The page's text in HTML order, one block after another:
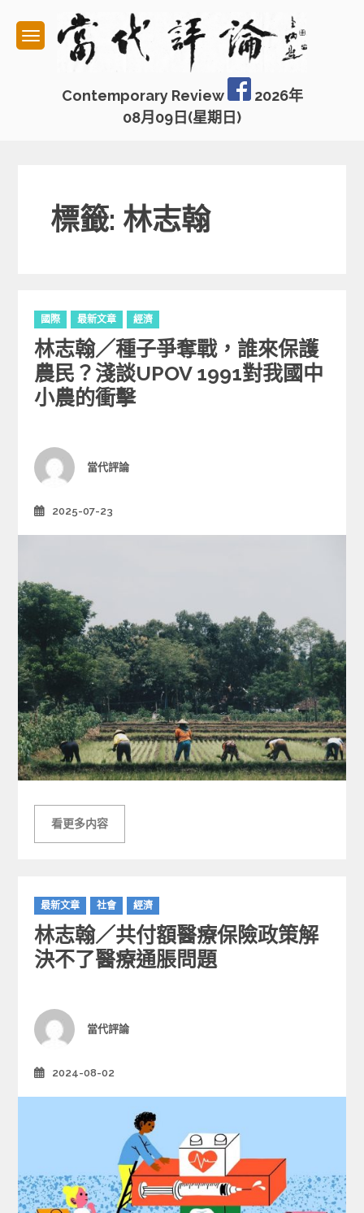
content
Contemporary Review
2026年
08月09日(星期日)
標籤: 林志翰
C
a
t
e
g
o
e
s
國際 最新文章 經濟
林志翰／種子爭奪戰，誰來保護
農民？淺談UPOV 1991對我國中
小農的衝擊
Author
當代評論
2025-07-23
看更多内容
C
a
t
e
g
i
e
最新文章 社會 經濟
林志翰／共付額醫療保險政策解
決不了醫療通脹問題
Author
當代評論
2024-08-02